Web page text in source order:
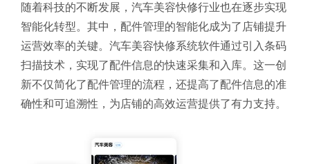
随着科技的不断发展，汽车美容快修行业也在逐步实现
智能化转型。其中，配件管理的智能化成为了店铺提升
运营效率的关键。汽车美容快修系统软件通过引入条码
扫描技术，实现了配件信息的快速采集和入库。这一创
新不仅简化了配件管理的流程，还提高了配件信息的准
确性和可追溯性，为店铺的高效运营提供了有力支持。